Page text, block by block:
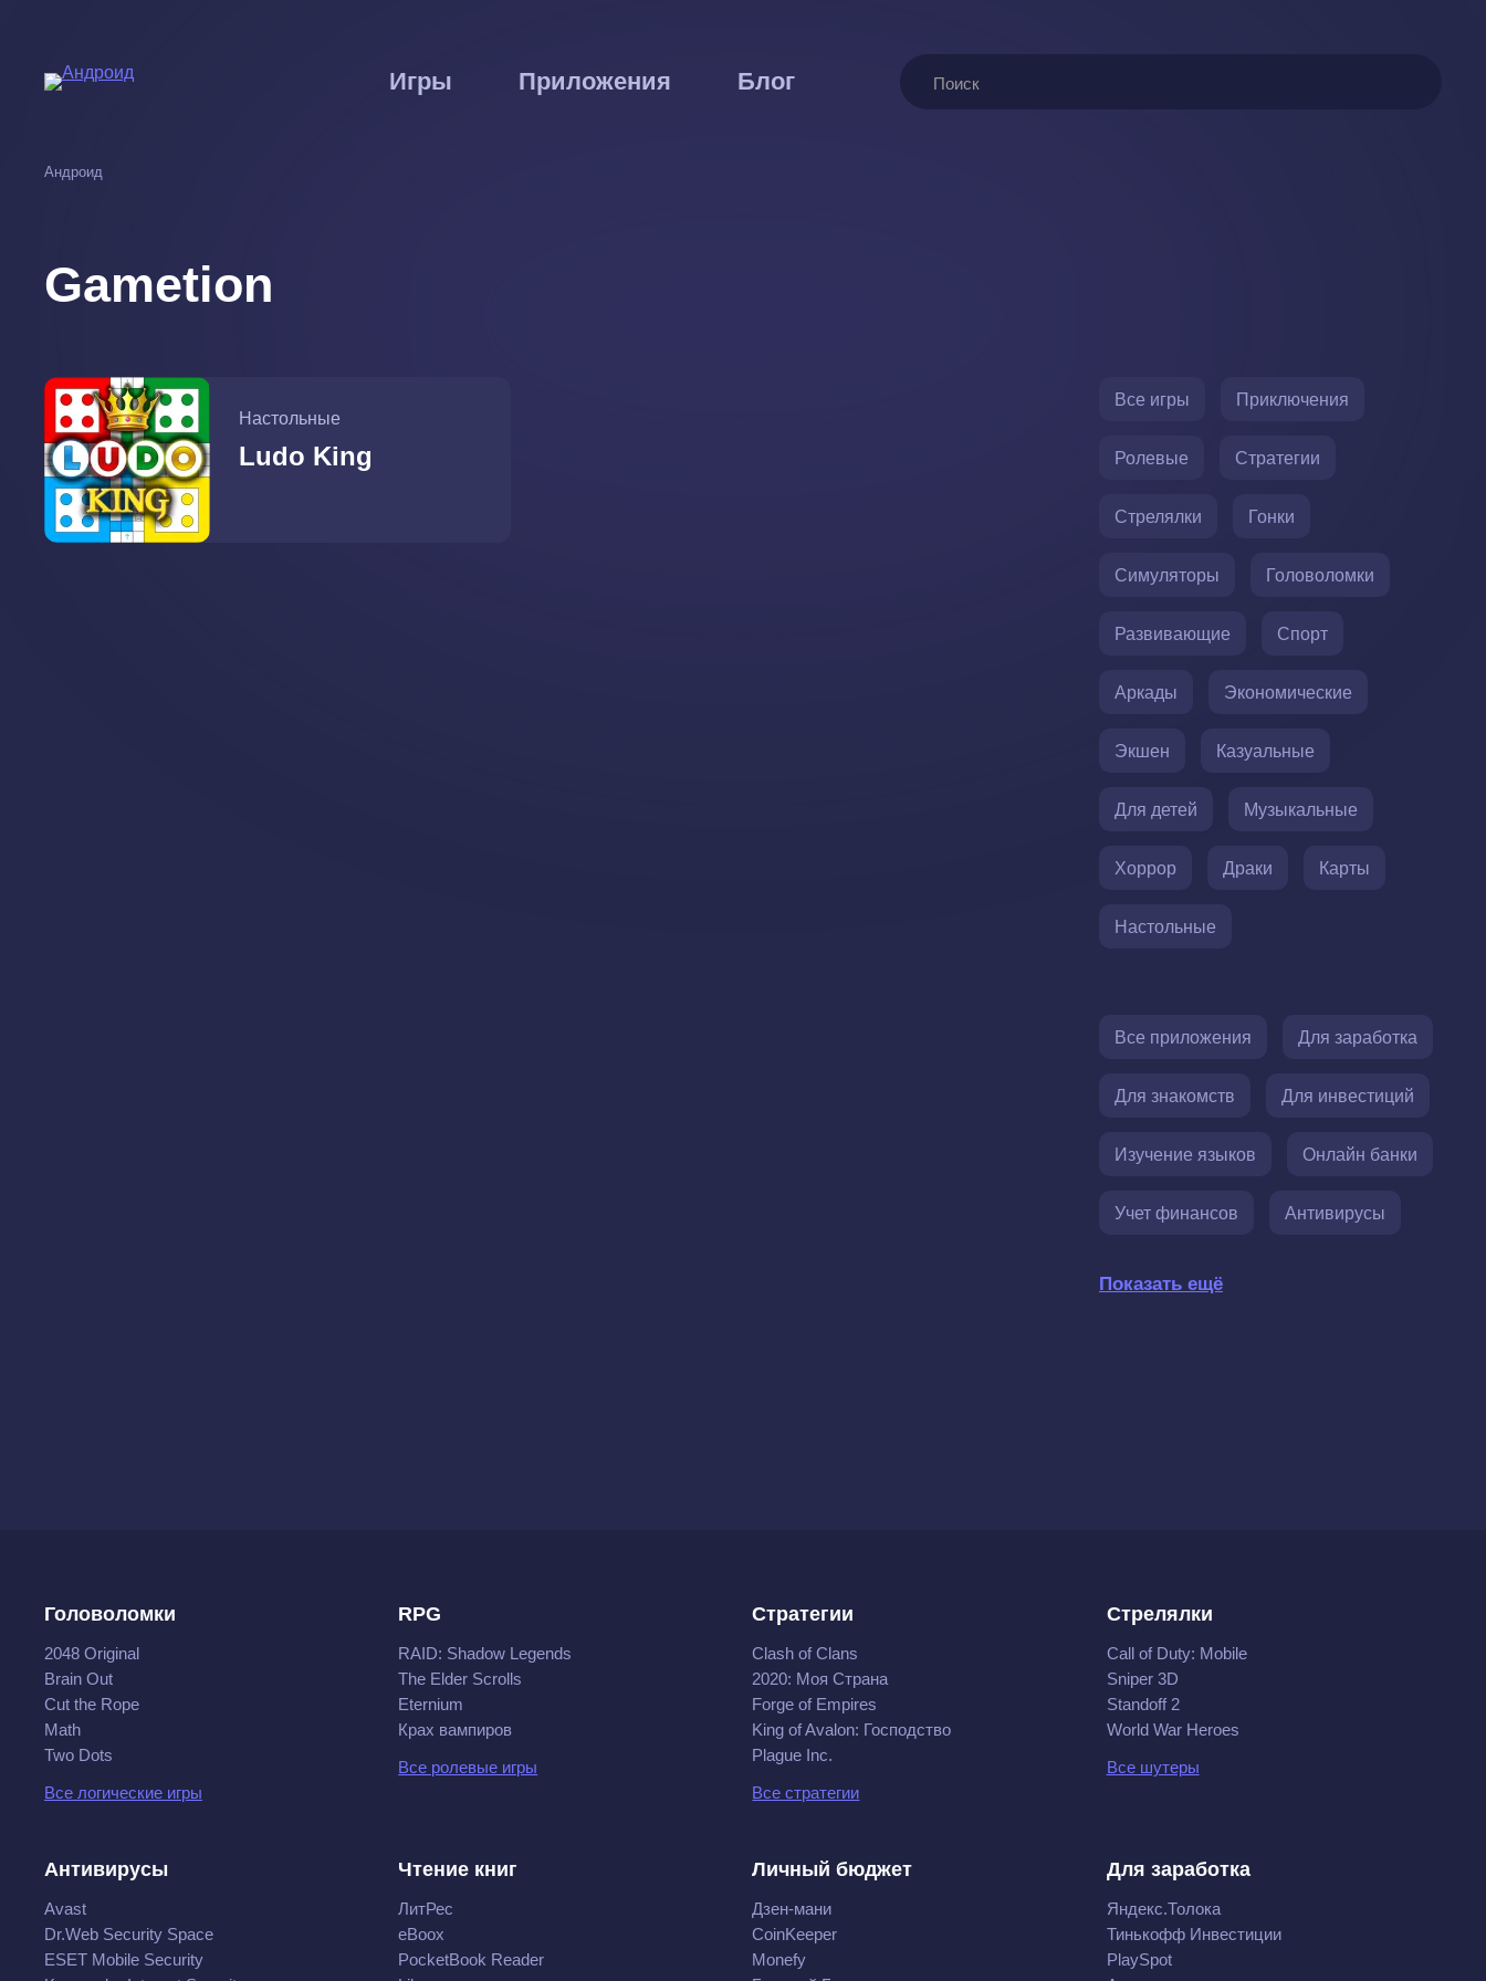
основному
Игры Приложения Блог Поиск
Андроид
Gametion
Настольные
Ludo King
Все игры Приключения
Ролевые Стратегии
Стрелялки Гонки
Симуляторы Головоломки
Развивающие Спорт
Аркады Экономические
Экшен Казуальные
Для детей Музыкальные
Хоррор Драки Карты
Настольные
Все приложения Для заработка
Для знакомств Для инвестиций
Изучение языков Онлайн банки
Учет финансов Антивирусы
Показать ещё
Головоломки
2048 Original
Brain Out
Cut the Rope
Math
Two Dots
Все логические игры
RPG
RAID: Shadow Legends
The Elder Scrolls
Eternium
Крах вампиров
Все ролевые игры
Стратегии
Clash of Clans
2020: Моя Cтрана
Forge of Empires
King of Avalon: Господство
Plague Inc.
Все стратегии
Стрелялки
Call of Duty: Mobile
Sniper 3D
Standoff 2
World War Heroes
Все шутеры
Антивирусы
Avast
Dr.Web Security Space
ESET Mobile Security
Чтение книг
ЛитРес
eBoox
PocketBook Reader
Личный бюджет
Дзен-мани
CoinKeeper
Monefy
Для заработка
Яндекс.Толока
Тинькофф Инвестиции
PlaySpot